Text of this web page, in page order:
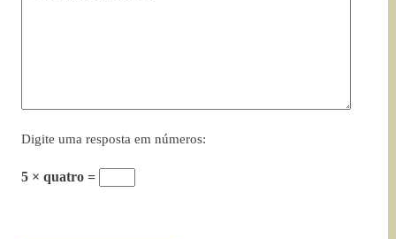
Digite uma resposta em números:
5 × quatro =